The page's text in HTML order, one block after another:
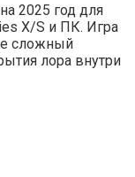
2025 год для
X/S и ПК. Игра
сложный
лора внутри